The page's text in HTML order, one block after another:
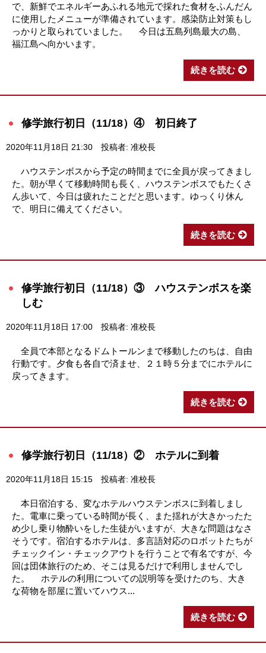
で、新鮮でエネルギーあふれる地元で採れた食材をふんだん
に使用したメニューが準備されています。感染防止対策もし
っかりと取られていました。 今日は五島列島最大の島、
福江島へ向かいます。
続きを読む
修学旅行初日（11/18）④ 初日終了
2020年11月18日 21:30 投稿者: 准校長
ハウステンボスから予定の時間までに全員が戻ってきまし
た。朝が早くて移動時間も長く、ハウステンボスでもたくさ
ん歩いて、今日は疲れたことだと思います。ゆっくり休ん
で、明日に備えてください。
続きを読む
修学旅行初日（11/18）③ ハウステンボスを楽
しむ
2020年11月18日 17:00 投稿者: 准校長
全員で本部となるドムトールンまで移動したのちは、自由
行動です。夕食も各自で済ませ、２１時５分までにホテルに
戻ってきます。
続きを読む
修学旅行初日（11/18）② ホテルに到着
2020年11月18日 15:15 投稿者: 准校長
本日宿泊する、変なホテルハウステンボスに到着しまし
た。電車に乗っている時間が長く、また揺れが大きかったた
め少し乗り物酔いをした生徒がいますが、大きな問題はなさ
そうです。宿泊するホテルは、多言語対応のロボットたちが
チェックイン・チェックアウトを行うことで有名ですが、今
回は団体旅行のため、そこは見るだけで利用しませんでし
た。 ホテルの利用についての説明等を受けたのち、大き
な荷物を部屋に置いてハウス...
続きを読む